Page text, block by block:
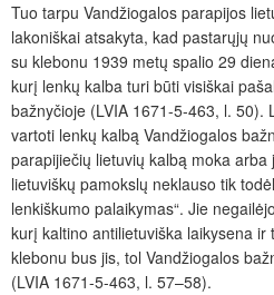
Tuo tarpu Vandžiogalos parapijos
lakoniškai atsakyta, kad pastarųjų
su klebonu 1939 metų spalio 29
kurį lenkų kalba turi būti visiškai
bažnyčioje (LVIA 1671-5-463, l. 50).
vartoti lenkų kalbą Vandžiogalos
parapijiečių lietuvių kalbą moka
lietuviškų pamokslų neklauso tik
lenkiškumo palaikymas“. Jie
kurį kaltino antilietuviška laikysena ir
klebonu bus jis, tol Vandžiogalos
(LVIA 1671-5-463, l. 57–58).